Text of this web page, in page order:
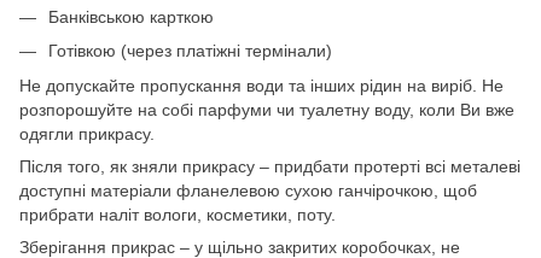
Банківською карткою
Готівкою (через платіжні термінали)
Не допускайте пропускання води та інших рідин на виріб. Не
розпорошуйте на собі парфуми чи туалетну воду, коли Ви вже
одягли прикрасу.
Після того, як зняли прикрасу – придбати протерті всі металеві
доступні матеріали фланелевою сухою ганчірочкою, щоб
прибрати наліт вологи, косметики, поту.
Зберігання прикрас – у щільно закритих коробочках, не